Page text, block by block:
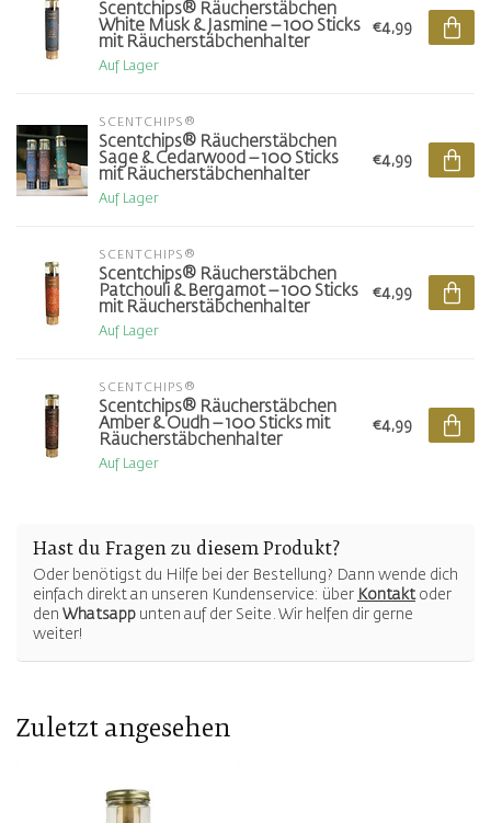
Scentchips® Räucherstäbchen
White Musk & Jasmine – 100 Sticks
mit Räucherstäbchenhalter
Auf Lager
€4,99
SCENTCHIPS®
Scentchips® Räucherstäbchen
Sage & Cedarwood – 100 Sticks
mit Räucherstäbchenhalter
Auf Lager
€4,99
SCENTCHIPS®
Scentchips® Räucherstäbchen
Patchouli & Bergamot – 100 Sticks
mit Räucherstäbchenhalter
Auf Lager
€4,99
SCENTCHIPS®
Scentchips® Räucherstäbchen
Amber & Oudh – 100 Sticks mit
Räucherstäbchenhalter
Auf Lager
€4,99
Hast du Fragen zu diesem Produkt?
Oder benötigst du Hilfe bei der Bestellung? Dann wende dich
einfach direkt an unseren Kundenservice: über Kontaktoder
den Whatsapp unten auf der Seite. Wir helfen dir gerne
weiter!
Zuletzt angesehen